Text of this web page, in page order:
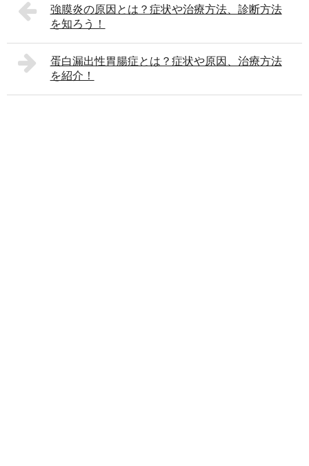
強膜炎の原因とは？症状や治療方法、診断方法
を知ろう！
蛋白漏出性胃腸症とは？症状や原因、治療方法
を紹介！